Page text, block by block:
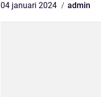
04 januari 2024 admin